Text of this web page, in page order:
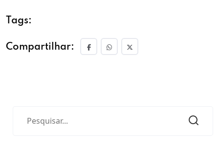
Tags:
Compartilhar: